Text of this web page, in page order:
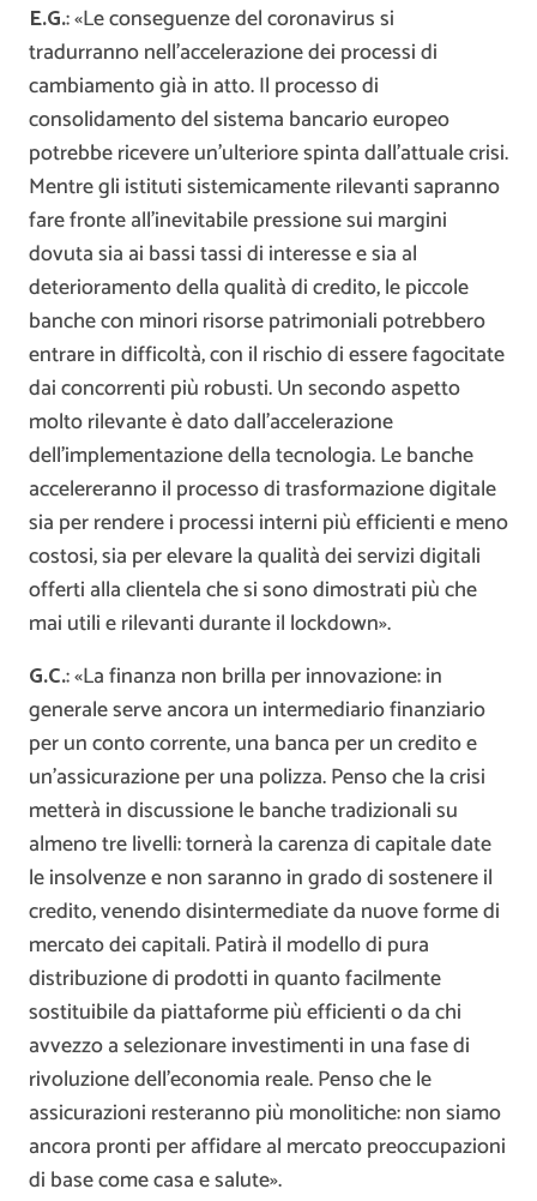
E.G.: «Le conseguenze del coronavirus si
tradurranno nell’accelerazione dei processi di
cambiamento già in atto. Il processo di
consolidamento del sistema bancario europeo
potrebbe ricevere un’ulteriore spinta dall’attuale crisi.
Mentre gli istituti sistemicamente rilevanti sapranno
fare fronte all’inevitabile pressione sui margini
dovuta sia ai bassi tassi di interesse e sia al
deterioramento della qualità di credito, le piccole
banche con minori risorse patrimoniali potrebbero
entrare in difficoltà, con il rischio di essere fagocitate
dai concorrenti più robusti. Un secondo aspetto
molto rilevante è dato dall’accelerazione
dell’implementazione della tecnologia. Le banche
accelereranno il processo di trasformazione digitale
sia per rendere i processi interni più efficienti e meno
costosi, sia per elevare la qualità dei servizi digitali
offerti alla clientela che si sono dimostrati più che
mai utili e rilevanti durante il lockdown».
G.C.: «La finanza non brilla per innovazione: in
generale serve ancora un intermediario finanziario
per un conto corrente, una banca per un credito e
un’assicurazione per una polizza. Penso che la crisi
metterà in discussione le banche tradizionali su
almeno tre livelli: tornerà la carenza di capitale date
le insolvenze e non saranno in grado di sostenere il
credito, venendo disintermediate da nuove forme di
mercato dei capitali. Patirà il modello di pura
distribuzione di prodotti in quanto facilmente
sostituibile da piattaforme più efficienti o da chi
avvezzo a selezionare investimenti in una fase di
rivoluzione dell’economia reale. Penso che le
assicurazioni resteranno più monolitiche: non siamo
ancora pronti per affidare al mercato preoccupazioni
di base come casa e salute».